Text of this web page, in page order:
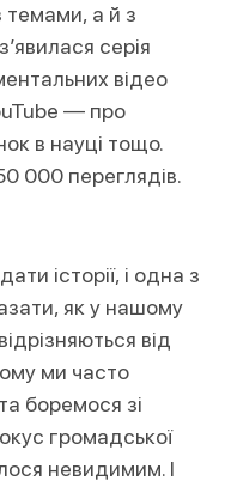
темами, а й з
серія
відео
— про
в науці тощо.
000 переглядів.
історії, і одна з
як у нашому
від
ми часто
боремося зі
громадської
невидимим. І